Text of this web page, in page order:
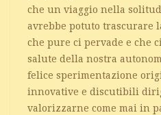
che un viaggio nella
avrebbe potuto trascurare
che pure ci pervade e che
salute della nostra
felice sperimentazione
innovative e discutibili
valorizzarne come mai in